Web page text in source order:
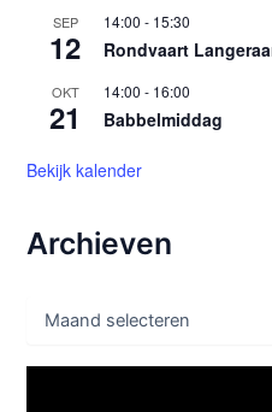
SEP
12
14:00 - 15:30
Rondvaart
OKT
21
14:00 - 16:00
Babbelmiddag
Bekijk kalender
Archieven